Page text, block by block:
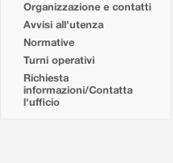
Organizzazione e contatti
Avvisi all'utenza
Normative
Turni operativi
Richiesta
informazioni/Contatta
l'ufficio